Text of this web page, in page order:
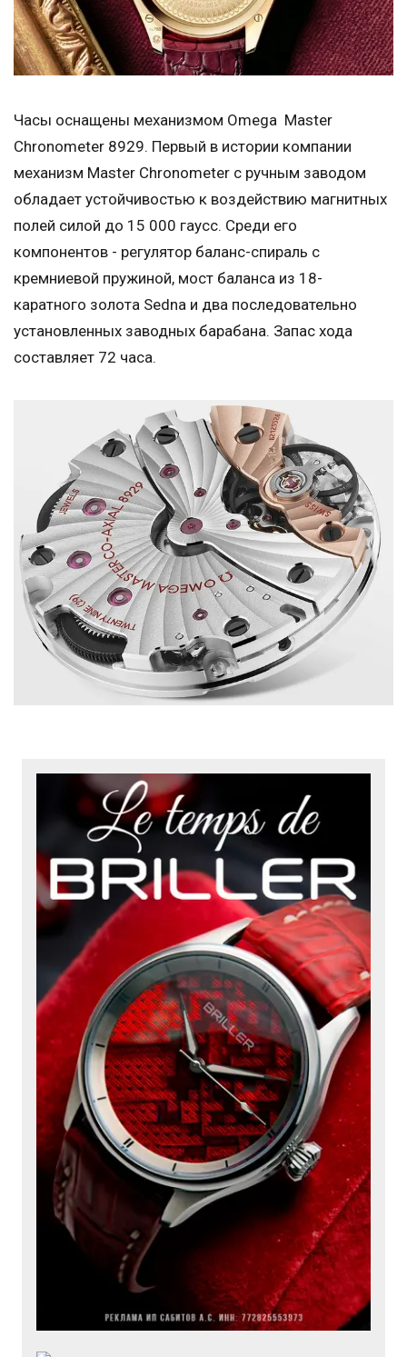
Часы оснащены механизмом Omega Master
Chronometer 8929. Первый в истории компании
механизм Master Chronometer с ручным заводом
обладает устойчивостью к воздействию магнитных
полей силой до 15 000 гаусс. Среди его
компонентов - регулятор баланс-спираль с
кремниевой пружиной, мост баланса из 18-
каратного золота Sedna и два последовательно
установленных заводных барабана. Запас хода
составляет 72 часа.